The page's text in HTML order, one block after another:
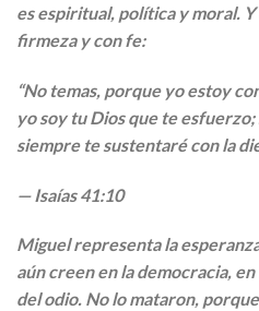
es espiritual, política y moral.
firmeza y con fe:
“No temas, porque yo estoy
yo soy tu Dios que te
siempre te sustentaré con la
— Isaías 41:10
Miguel representa la
aún creen en la democracia,
del odio. No lo mataron,